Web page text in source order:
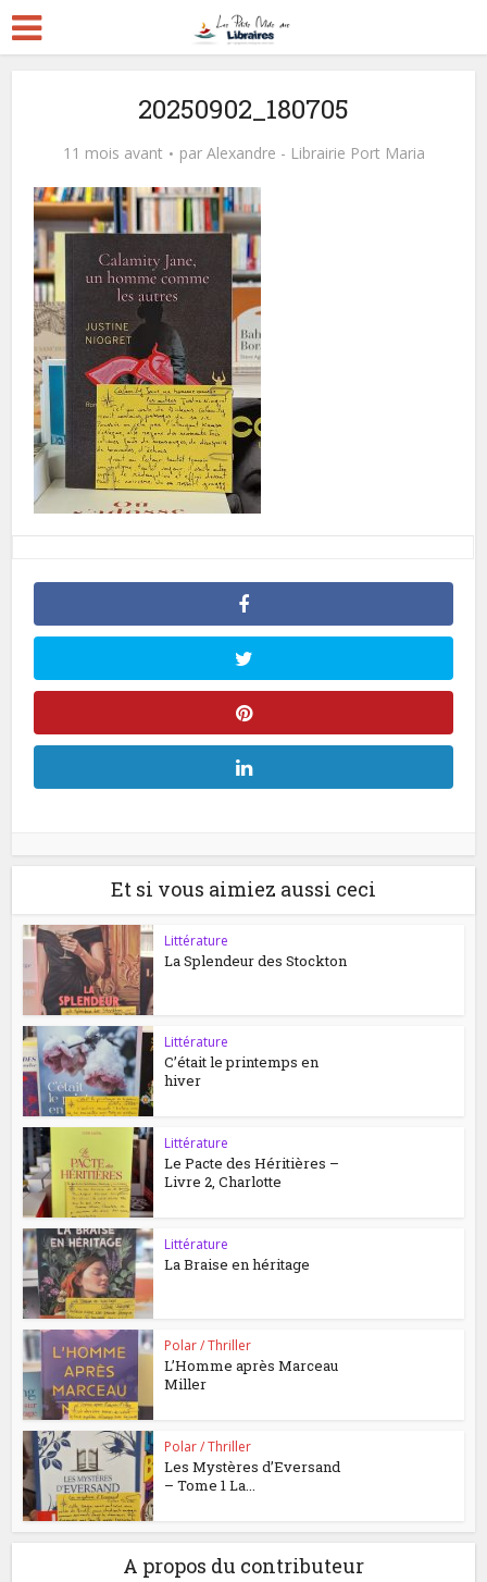
20250902_180705
11 mois avant par Alexandre - Librairie Port Maria
Et si vous aimiez aussi ceci
Littérature
La Splendeur des Stockton
Littérature
C’était le printemps en
hiver
Littérature
Le Pacte des Héritières –
Livre 2, Charlotte
Littérature
La Braise en héritage
Polar / Thriller
L’Homme après Marceau
Miller
Polar / Thriller
Les Mystères d’Eversand
– Tome 1 La...
A propos du contributeur